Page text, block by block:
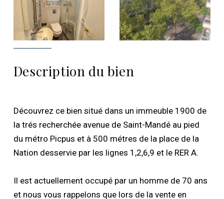
Description du bien
Découvrez ce bien situé dans un immeuble 1900 de
la trés recherchée avenue de Saint-Mandé au pied
du métro Picpus et à 500 métres de la place de la
Nation desservie par les lignes 1,2,6,9 et le RER A.
Il est actuellement occupé par un homme de 70 ans
et nous vous rappelons que lors de la vente en